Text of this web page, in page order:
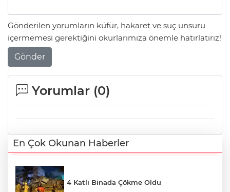
Gönderilen yorumların küfür, hakaret ve suç unsuru
içermemesi gerektiğini okurlarımıza önemle hatırlatırız!
Gönder
Yorumlar (0)
En Çok Okunan Haberler
4 Katlı Binada Çökme Oldu